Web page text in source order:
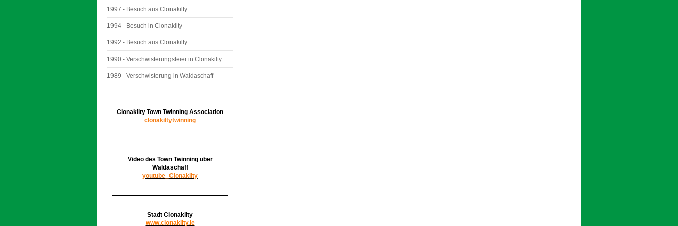
1997 - Besuch aus Clonakilty
1994 - Besuch in Clonakilty
1992 - Besuch aus Clonakilty
1990 - Verschwisterungsfeier in Clonakilty
1989 - Verschwisterung in Waldaschaff
Clonakilty Town Twinning Association
clonakiltytwinning
Video des Town Twinning über
Waldaschaff
youtube_Clonakilty
Stadt Clonakilty
www.clonakilty.ie